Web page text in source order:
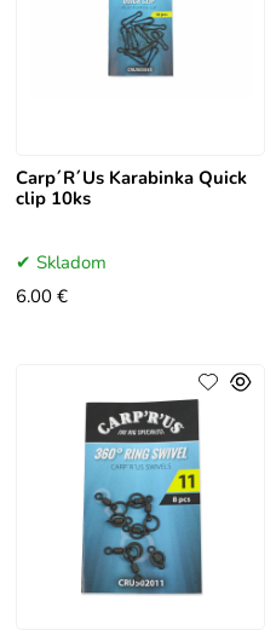
Carp´R´Us Karabinka Quick
clip 10ks
Skladom
6.00 €